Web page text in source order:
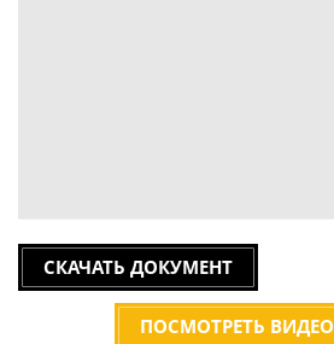
СКАЧАТЬ ДОКУМЕНТ
ПОСМОТРЕТЬ ВИДЕО